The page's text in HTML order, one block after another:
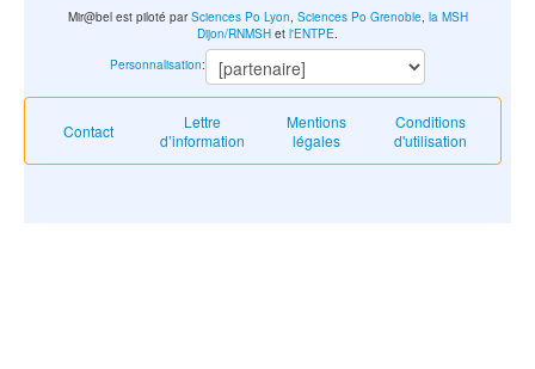
Contact
Lettre
d’information
Mentions
légales
Conditions
d'utilisation
Mir@bel est piloté parSciences Po Lyon Sciences Po Grenoble, la MSH
Dijon/RNMSH et l'ENTPE
Personnalisation: